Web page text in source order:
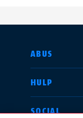
ABUS
HULP
SOCIAL
LAND